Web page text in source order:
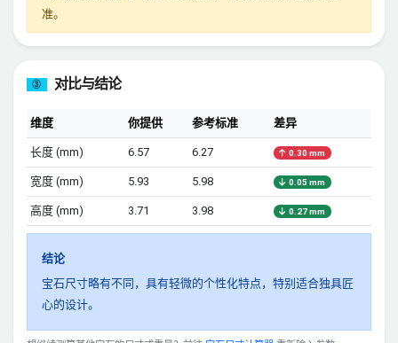
准。
③ 对比与结论
维度 你提供 参考标准 差异
长度 (mm) 6.57 6.27 0.30 mm
宽度 (mm) 5.93 5.98 0.05 mm
高度 (mm) 3.71 3.98 0.27 mm
结论
宝石尺寸略有不同，具有轻微的个性化特点，特别适合独具匠
心的设计。